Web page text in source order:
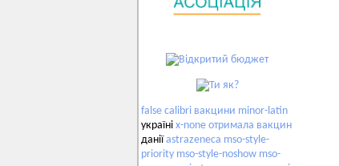
false calibri вакцини minor-latin
україні x-none отримала вакцин
даніїastrazeneca mso-style-
priority mso-style-noshow mso-